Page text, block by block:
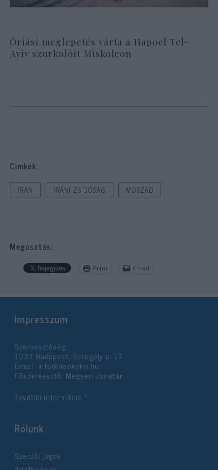
Óriási meglepetés várta a Hapoel Tel-
Aviv szurkolóit Miskolcon
Cimkék:
IRÁN IRÁNI ZSIDÓSÁG MOSZAD
Megosztás:
Print Email
Impresszum
Szerkesztőség:
1037 Budapest, Seregély u. 17.
Email: info@neokohn.hu
Főszerkesztő: Megyeri Jonatán
További információ »
Rólunk
Szerzői jogok